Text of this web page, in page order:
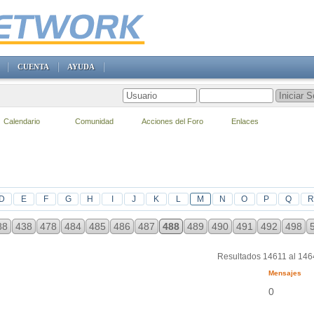
D E F G H J K L M N O P Q R
438 478 484 485 486 487 488 489 490 491 492 498
Resultados 14611 al
Mensajes
0
CUENTA AYUDA
Calendario Comunidad Acciones del Foro Enlaces